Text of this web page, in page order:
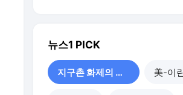
뉴스1 PICK
지구촌 화제의 뉴스 美-이